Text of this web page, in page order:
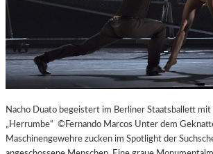
Nacho Duato begeistert im Berliner Staatsballett
„Herrumbe“ ©Fernando Marcos Unter dem
Maschinengewehre zucken im Spotlight der